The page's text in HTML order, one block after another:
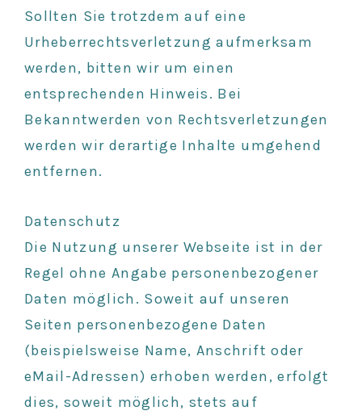
Sollten Sie trotzdem auf eine
Urheberrechtsverletzung aufmerksam
werden, bitten wir um einen
entsprechenden Hinweis. Bei
Bekanntwerden von Rechtsverletzungen
werden wir derartige Inhalte umgehend
entfernen.
Datenschutz
Die Nutzung unserer Webseite ist in der
Regel ohne Angabe personenbezogener
Daten möglich. Soweit auf unseren
Seiten personenbezogene Daten
(beispielsweise Name, Anschrift oder
eMail-Adressen) erhoben werden, erfolgt
dies, soweit möglich, stets auf